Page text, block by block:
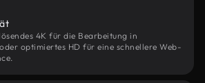
4K für die Bearbeitung in
optimiertes HD für eine schnellere Web-